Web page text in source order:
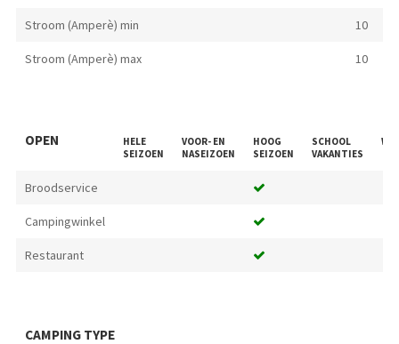
Stroom (Amperè) min 10
Stroom (Amperè) max 10
OPEN
HELE
SEIZOEN
VOOR- EN
NASEIZOEN
HOOG
SEIZOEN
SCHOOL
VAKANTIES
Broodservice
Campingwinkel
Restaurant
CAMPING TYPE